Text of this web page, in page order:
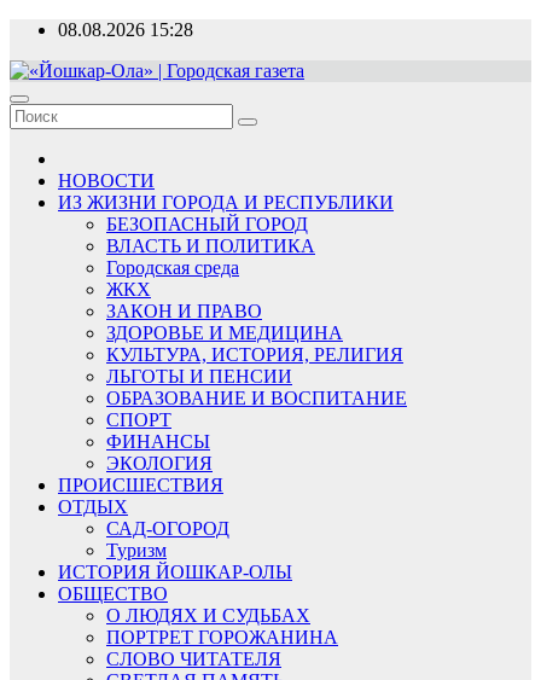
Перейти
содержимому
08.08.2026 15:28
«Йошкар-Ола» | Городская газета
Новости, события, люди
НОВОСТИ
ИЗ ЖИЗНИ ГОРОДА И РЕСПУБЛИКИ
БЕЗОПАСНЫЙ ГОРОД
ВЛАСТЬ И ПОЛИТИКА
Городская среда
ЖКХ
ЗАКОН И ПРАВО
ЗДОРОВЬЕ И МЕДИЦИНА
КУЛЬТУРА, ИСТОРИЯ, РЕЛИГИЯ
ЛЬГОТЫ И ПЕНСИИ
ОБРАЗОВАНИЕ И ВОСПИТАНИЕ
СПОРТ
ФИНАНСЫ
ЭКОЛОГИЯ
ПРОИСШЕСТВИЯ
ОТДЫХ
САД-ОГОРОД
Туризм
ИСТОРИЯ ЙОШКАР-ОЛЫ
ОБЩЕСТВО
О ЛЮДЯХ И СУДЬБАХ
ПОРТРЕТ ГОРОЖАНИНА
СЛОВО ЧИТАТЕЛЯ